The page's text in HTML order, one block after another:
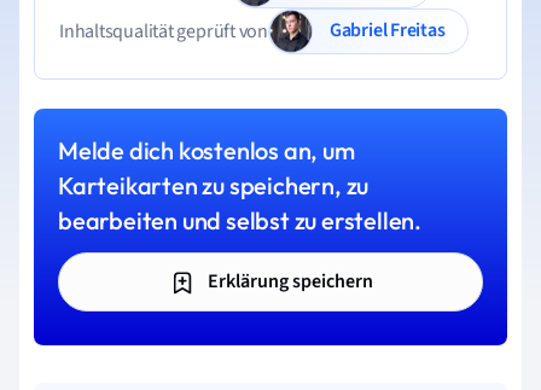
Inhaltsqualität geprüft von
Gabriel Freitas
Melde dich kostenlos an, um
Karteikarten zu speichern, zu
bearbeiten und selbst zu erstellen.
Erklärung speichern